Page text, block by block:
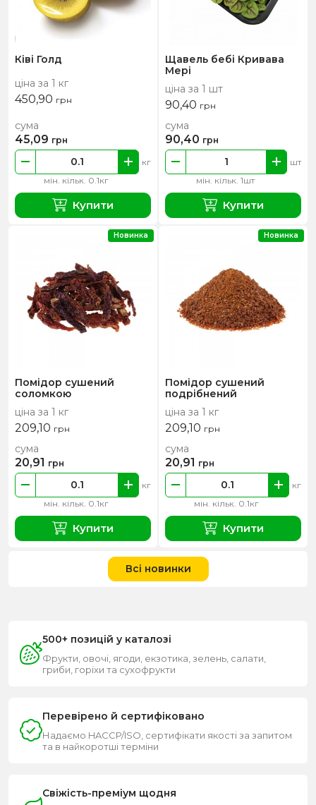
Ківі Голд
ціна за 1 кг
450,90 грн
мін. кільк. 0.1кг
кг
сума
45,09 грн
Купити
Щавель бебі Кривава
Мері
ціна за 1 шт
90,40 грн
мін. кільк. 1шт
шт
сума
90,40 грн
Купити
Помідор сушений
соломкою
ціна за 1 кг
209,10 грн
мін. кільк. 0.1кг
кг
сума
20,91 грн
Купити
Новинка
Помідор сушений
подрібнений
ціна за 1 кг
209,10 грн
мін. кільк. 0.1кг
кг
сума
20,91 грн
Купити
Новинка
Всі новинки
500+ позицій у каталозі
Фрукти, овочі, ягоди, екзотика, зелень, салати,
гриби, горіхи та сухофрукти
Перевірено й сертифіковано
Надаємо HACCP/ISO, сертифікати якості за запитом
та в найкоротші терміни
Свіжість-преміум щодня